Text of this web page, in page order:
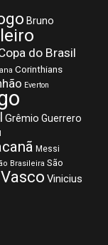
Bruno
do Brasil
Corinthians
Everton
Grêmio Guerrero
Messi
Brasileira São
Vasco Vinicius